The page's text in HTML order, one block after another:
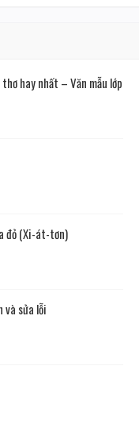
hay nhất – Văn mẫu lớp
đỏ (Xi-át-tơn)
và sửa lỗi